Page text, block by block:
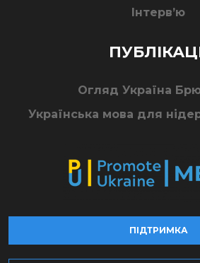
Інтерв’ю
Огляд Україна
Українська мова для
ПІДТРИМКА